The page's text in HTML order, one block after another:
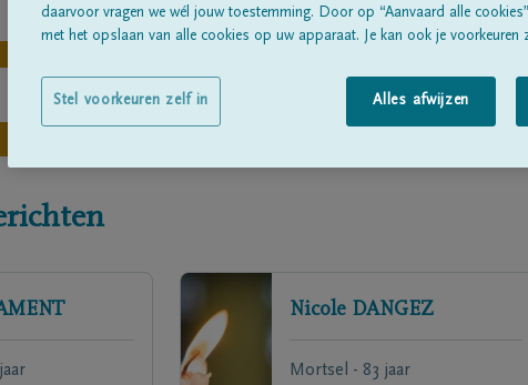
Nicole DANGEZ
Mortsel - 83 jaar
daarvoor vragen we wél jouw toestemming. Door op “Aanvaard alle
met het opslaan van alle cookies op uw apparaat. Je kan ook je voorkeuren
Alles afwijzen
Stel voorkeuren zelf in